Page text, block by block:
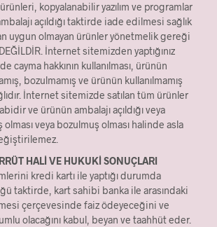
kopyalanabilir yazılım ve programlar
açıldığı taktirde iade edilmesi sağlık
uygun olmayan ürünler yönetmelik gereği
İnternet sitemizden yaptığınız
cayma hakkının kullanılması, ürünün
bozulmamış ve ürünün kullanılmamış
İnternet sitemizde satılan tüm ürünler
ve ürünün ambalajı açıldığı veya
olması veya bozulmuş olması halinde asla
HALİ VE HUKUKİ SONUÇLARI
kredi kartı ile yaptığı durumda
taktirde, kart sahibi banka ile arasındaki
çerçevesinde faiz ödeyeceğini ve
olacağını kabul, beyan ve taahhüt eder.